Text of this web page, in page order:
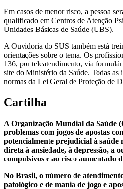
Em casos de menor risco, a pessoa
qualificado em Centros de Atenção
Unidades Básicas de Saúde (UBS).
A Ouvidoria do SUS também está
orientações sobre o tema. Os
136, por teleatendimento, via
site do Ministério da Saúde. Todas as
normas da Lei Geral de Proteção de
Cartilha
A Organização Mundial da Saúde
problemas com jogos de apostas
potencialmente prejudicial à saúde
direta à ansiedade, à depressão, a
compulsivos e ao risco aumentado
No Brasil, o número de
patológico e de mania de jogo e